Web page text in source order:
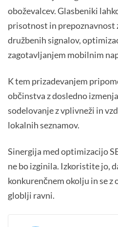
oboževalcev. Glasbeniki
prisotnost in prepoznavnost
družbenih signalov,
zagotavljanjem mobilnim
K tem prizadevanjem
občinstva z dosledno
sodelovanje z vplivneži in
lokalnih seznamov.
Sinergija med optimizacijo
ne bo izginila. Izkoristite jo,
konkurenčnem okolju in se z
globlji ravni.